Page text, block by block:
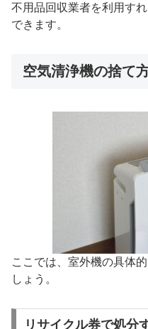
不用品回収業者を利用す
できます。
空気清浄機の捨て
ここでは、室外機の具体
しょう。
リサイクル券で処分